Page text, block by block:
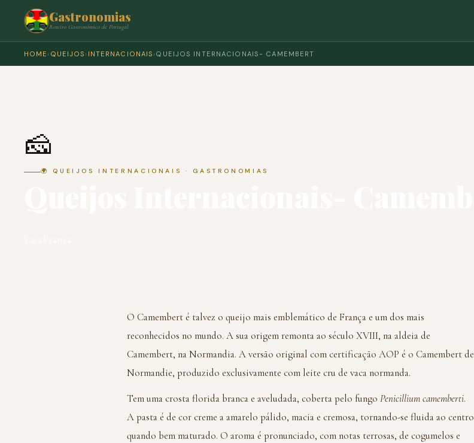
Gastronomias
Roteiro Gastronómico de Portugal
HOME › QUEIJOS › INTERNACIONAIS › QUEIJOS INTERNACIONAIS- CAMEMBERT
🧀
🌍 QUEIJOS INTERNACIONAIS · GASTRONOMIAS
O Camembert é talvez o queijo mais emblemático de França e um dos mais
reconhecidos no mundo. A sua origem remonta ao século XVIII, na aldeia de
Camembert, na Normandia. A versão original com certificação AOP é o Camembert de
Normandie, produzido exclusivamente com leite cru de vaca normanda.
Tem uma crosta florida branca e aveludada, coberta pelo fungo Penicillium camemberti.
A pasta é de cor creme a amarelo pálido, macia e cremosa, tornando-se fluida ao centro
quando bem maturado. O aroma é pronunciado, com notas terrosas, de cogumelos e